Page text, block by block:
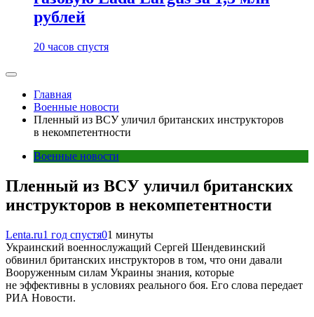
рублей
20 часов спустя
Главная
Военные новости
Пленный из ВСУ уличил британских инструкторов
в некомпетентности
Военные новости
Пленный из ВСУ уличил британских
инструкторов в некомпетентности
Lenta.ru1 год спустя01 минуты
Украинский военнослужащий Сергей Шендевинский
обвинил британских инструкторов в том, что они давали
Вооруженным силам Украины знания, которые
не эффективны в условиях реального боя. Его слова передает
РИА Новости.